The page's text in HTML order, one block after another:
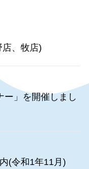
、牧店)
ー」を開催しまし
(令和1年11月)